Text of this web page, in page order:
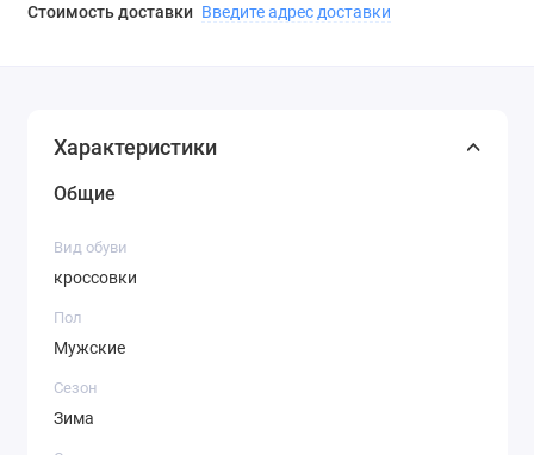
Стоимость доставки Введите адрес доставки
Характеристики
Общие
Вид обуви
кроссовки
Пол
Мужские
Сезон
Зима